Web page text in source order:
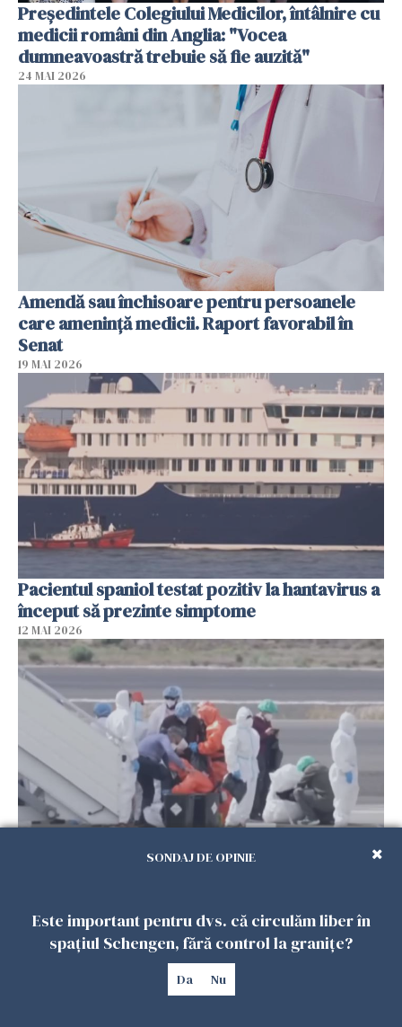
Președintele Colegiului Medicilor, întâlnire cu
medicii români din Anglia: "Vocea
dumneavoastră trebuie să fie auzită"
24 MAI 2026
Amendă sau închisoare pentru persoanele
care ameninţă medicii. Raport favorabil în
Senat
19 MAI 2026
Pacientul spaniol testat pozitiv la hantavirus a
început să prezinte simptome
12 MAI 2026
Au inceput evacuările de pe MV Hondius: Un
11 MAI 2026
SONDAJ DE OPINIE
Este important pentru dvs. că circulăm liber în
spațiul Schengen, fără control la granițe?
Da Nu